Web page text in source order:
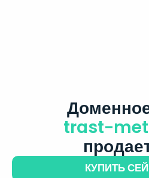
trast-
КУПИТЬ